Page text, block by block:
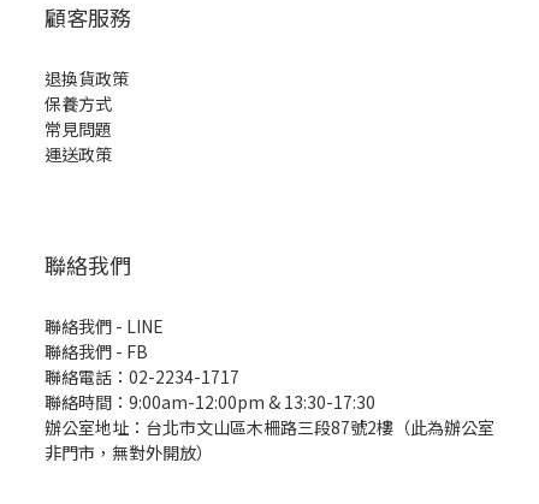
顧客服務
退換貨政策
保養方式
常見問題
運送政策
聯絡我們
聯絡我們 - LINE
聯絡我們 - FB
聯絡電話：02-2234-1717
聯絡時間：9:00am-12:00pm & 13:30-17:30
辦公室地址：台北市文山區木柵路三段87號2樓（此為辦公室
非門市，無對外開放）